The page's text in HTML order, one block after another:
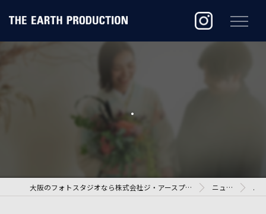
.
大阪のフォトスタジオなら株式会社ジ・アースプロダクション ニュース .